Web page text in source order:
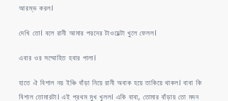
আরম্ভ করল।
দেখি তো। বলে রানী আমার পরনের টাওয়েল্টা খুলে ফেলল।
এবার ওর সম্মোহিত হবার পালা।
হাতে ঐ বিশাল নয় ইঞ্চি বাঁড়া নিয়ে রানী অবাক হয়ে তাকিয়ে থাকল। বাবা কি
বিশাল তোমারটা। এই প্রথম মুখ খুলল। একি বাবা, তোমার বাঁড়ায় তো মদন